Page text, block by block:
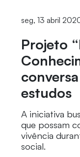
seg, 13 abril
Projeto
estudos
A iniciativa
que possam
vivência
social.